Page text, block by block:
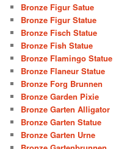
Bronze Figur Satue
Bronze Figur Statue
Bronze Fisch Statue
Bronze Fish Statue
Bronze Flamingo Statue
Bronze Flaneur Statue
Bronze Forg Brunnen
Bronze Garden Pixie
Bronze Garten Alligator
Bronze Garten Statue
Bronze Garten Urne